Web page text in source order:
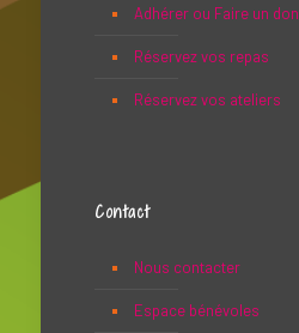
Adhérer ou Faire un don
Réservez vos repas
Réservez vos ateliers
Contact
Nous contacter
Espace bénévoles